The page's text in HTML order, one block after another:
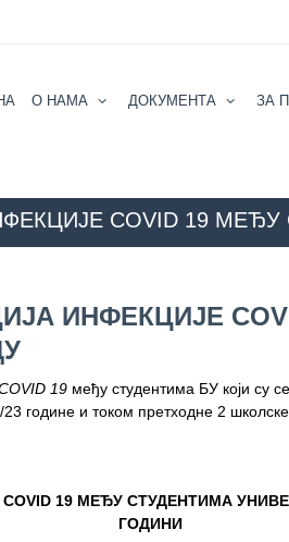
O НАМА ДОКУМЕНТА ЗА
COVID 19
ИНФЕКЦИЈЕ
19 међу студентима БУ који су
године и током претходне 2 школске
COVID 19 МЕЂУ СТУДЕНТИМА
ГОДИНИ